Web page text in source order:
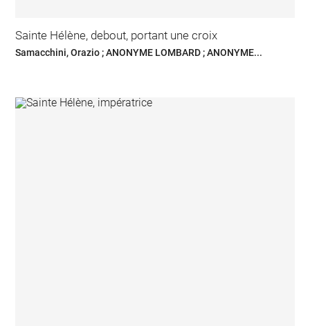
Sainte Hélène, debout, portant une croix
Samacchini, Orazio ; ANONYME LOMBARD ; ANONYME...